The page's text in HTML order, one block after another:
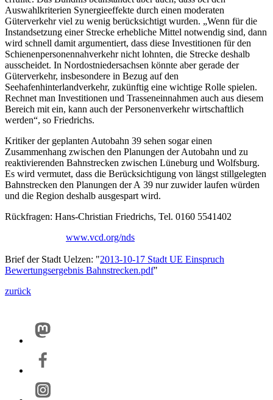
Auswahlkriterien Synergieeffekte durch einen moderaten
Güterverkehr viel zu wenig berücksichtigt wurden. „Wenn für die
Instandsetzung einer Strecke erhebliche Mittel notwendig sind, dann
wird schnell damit argumentiert, dass diese Investitionen für den
Schienenpersonennahverkehr nicht lohnten, die Strecke deshalb
ausscheidet. In Nordostniedersachsen könnte aber gerade der
Güterverkehr, insbesondere in Bezug auf den
Seehafenhinterlandverkehr, zukünftig eine wichtige Rolle spielen.
Rechnet man Investitionen und Trasseneinnahmen auch aus diesem
Bereich mit ein, kann auch der Personenverkehr wirtschaftlich
werden“, so Friedrichs.
Kritiker der geplanten Autobahn 39 sehen sogar einen
Zusammenhang zwischen den Planungen der Autobahn und zu
reaktivierenden Bahnstrecken zwischen Lüneburg und Wolfsburg.
Es wird vermutet, dass die Berücksichtigung von längst stillgelegten
Bahnstrecken den Planungen der A 39 nur zuwider laufen würden
und die Region deshalb ausgespart wird.
Rückfragen: Hans-Christian Friedrichs, Tel. 0160 5541402
www.vcd.org/nds
Brief der Stadt Uelzen: "2013-10-17 Stadt UE Einspruch
Bewertungsergebnis Bahnstrecken.pdf"
zurück